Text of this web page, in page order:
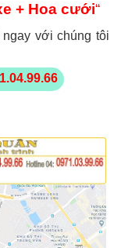
+ Hoa cưới“
với chúng tôi